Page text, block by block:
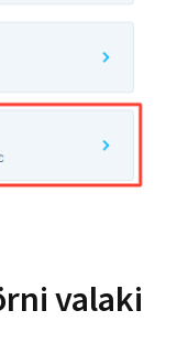
valaki